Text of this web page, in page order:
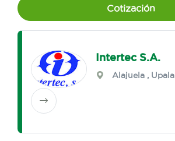
Cotización
Intertec S.A.
Alajuela , Upala